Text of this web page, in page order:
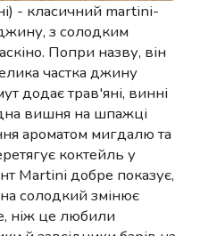
- класичний martini-
з солодким
Попри назву, він
частка джину
додає трав'яні, винні
вишня на шпажці
ароматом мигдалю та
коктейль у
Martini добре показує,
солодкий змінює
ніж це любили